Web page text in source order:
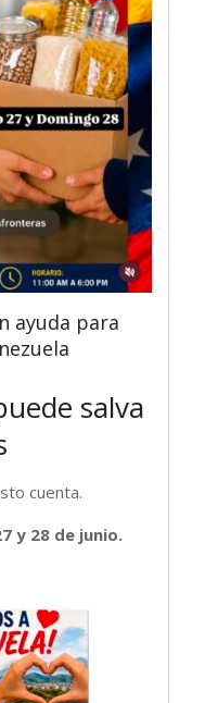
ayuda para
salva
cuenta.
y 28 de junio.